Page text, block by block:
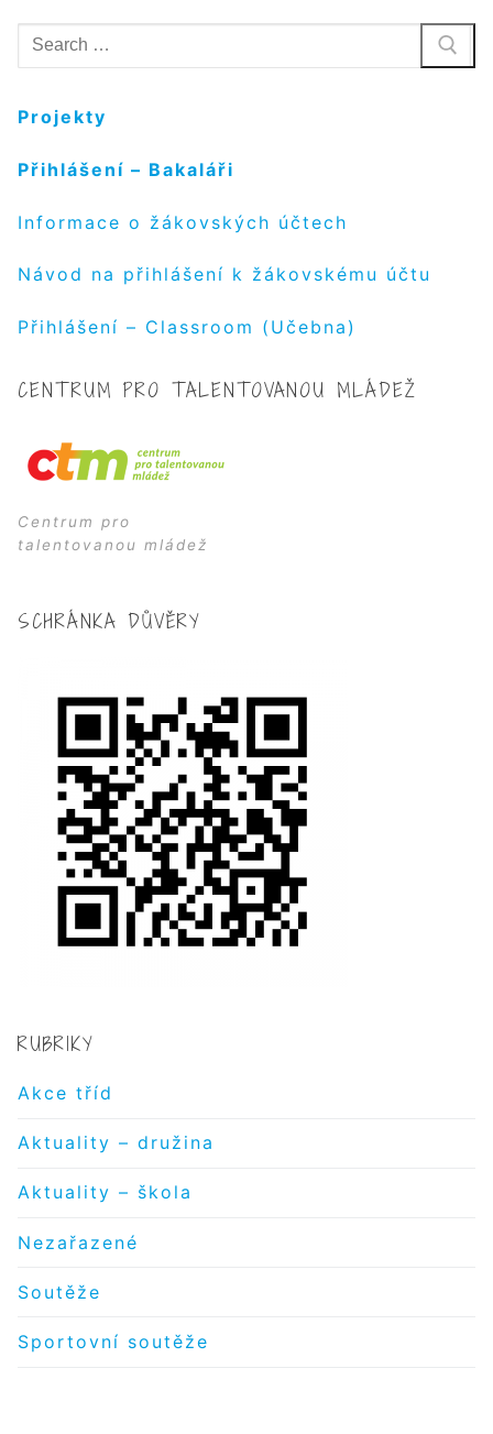
Hledat:
Projekty
Přihlášení – Bakaláři
Informace o žákovských účtech
Návod na přihlášení k žákovskému účtu
Přihlášení – Classroom (Učebna)
CENTRUM PRO TALENTOVANOU MLÁDEŽ
Centrum pro
talentovanou mládež
SCHRÁNKA DŮVĚRY
RUBRIKY
Akce tříd
Aktuality – družina
Aktuality – škola
Nezařazené
Soutěže
Sportovní soutěže